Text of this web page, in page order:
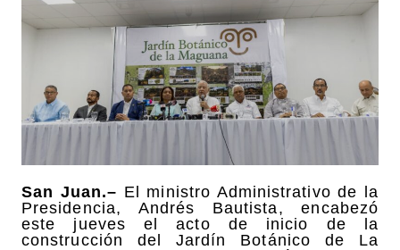
San Juan.– El ministro Administrativo de la
Presidencia, Andrés Bautista, encabezó
este jueves el acto de inicio de la
construcción del Jardín Botánico de La